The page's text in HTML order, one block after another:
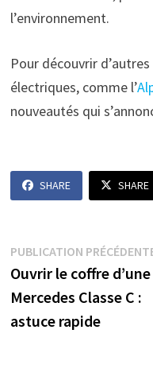
l’environnement.
Pour découvrir
électriques, comme l’
nouveautés qui
SHARE SHARE
Navigation
de
l’article
PUBLICATION
Ouvrir le coffre d’une
Mercedes Classe C :
astuce rapide